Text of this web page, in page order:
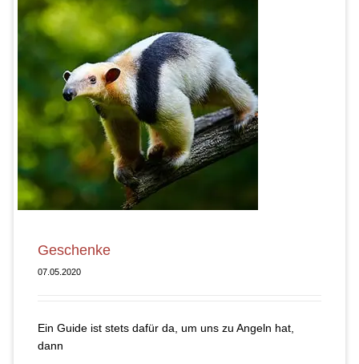
Geschenke
07.05.2020
Ein Guide ist stets dafür da, um uns zu Angeln hat,
dann